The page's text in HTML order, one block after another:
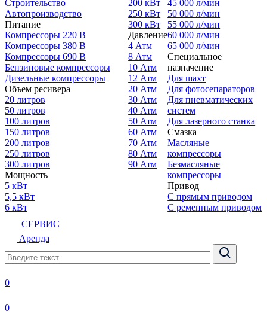
Строительство
Автопроизводство
Питание
Компрессоры 220 В
Компрессоры 380 В
Компрессоры 690 В
Бензиновые компрессоры
Дизельные компрессоры
Объем ресивера
20 литров
50 литров
100 литров
150 литров
200 литров
250 литров
300 литров
Мощность
5 кВт
5,5 кВт
6 кВт
200 кВт
250 кВт
300 кВт
Давление
4 Атм
8 Атм
10 Атм
12 Атм
20 Атм
30 Атм
40 Атм
50 Атм
60 Атм
70 Атм
80 Атм
90 Атм
45 000 л/мин
50 000 л/мин
55 000 л/мин
60 000 л/мин
65 000 л/мин
Специальное
назначение
Для шахт
Для фотосепараторов
Для пневматических
систем
Для лазерного станка
Смазка
Масляные
компрессоры
Безмасляные
компрессоры
Привод
С прямым приводом
С ременным приводом
СЕРВИС
Аренда
0
0